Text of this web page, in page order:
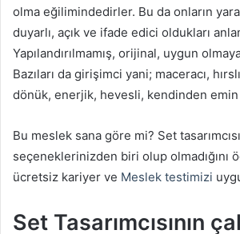
olma eğilimindedirler. Bu da onların
duyarlı, açık ve ifade edici oldukları
Yapılandırılmamış, orijinal, uygun
Bazıları da girişimci yani; maceracı,
dönük, enerjik, hevesli, kendinden
Bu meslek sana göre mi? Set
seçeneklerinizden biri olup olmadığını
ücretsiz kariyer ve Meslek testimizi
Set Tasarımcısının